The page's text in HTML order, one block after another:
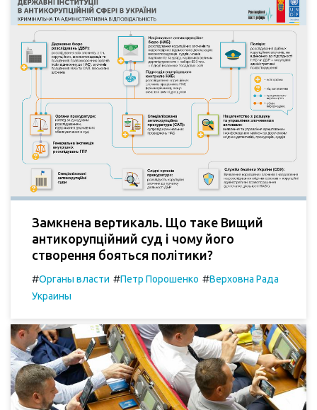
Замкнена вертикаль. Що таке Вищий
антикорупційний суд і чому його
створення бояться політики?
#Органы власти #Петр Порошенко #Верховна Рада
Украины